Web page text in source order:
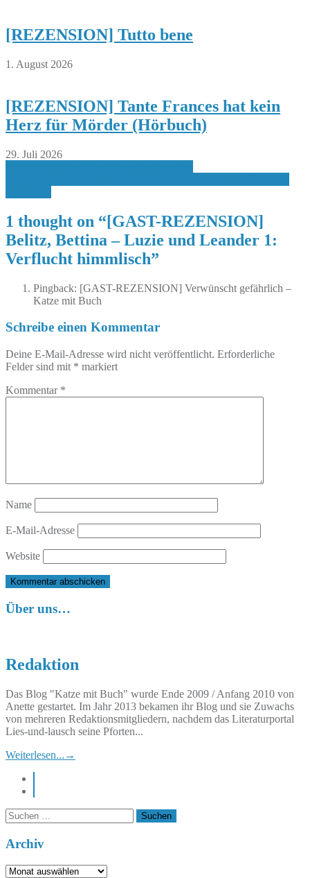
[REZENSION] Tutto bene
1. August 2026
[REZENSION] Tante Frances hat kein
Herz für Mörder (Hörbuch)
29. Juli 2026
1 thought on “[GAST-REZENSION]
Belitz, Bettina – Luzie und Leander 1:
Verflucht himmlisch”
Pingback: [GAST-REZENSION] Verwünscht gefährlich –
Katze mit Buch
Schreibe einen Kommentar
Deine E-Mail-Adresse wird nicht veröffentlicht. Erforderliche
Felder sind mit * markiert
Kommentar *
Name
E-Mail-Adresse
Website
Über uns…
Redaktion
Das Blog "Katze mit Buch" wurde Ende 2009 / Anfang 2010 von
Anette gestartet. Im Jahr 2013 bekamen ihr Blog und sie Zuwachs
von mehreren Redaktionsmitgliedern, nachdem das Literaturportal
Lies-und-lausch seine Pforten...
Weiterlesen... →
Suchen
nach:
Archiv
Archiv